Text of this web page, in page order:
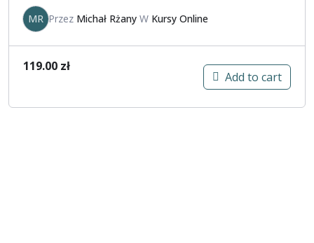
MR Przez Michał Rżany W Kursy Online
119.00 zł
Add to cart